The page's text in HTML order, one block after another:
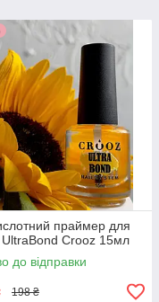
праймер для
UltraBond Crooz 15мл
до відправки
198 ₴